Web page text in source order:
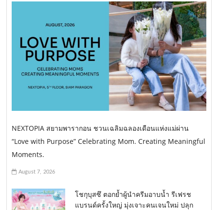
NEXTOPIA สยามพารากอน ชวนเฉลิมฉลองเดือนแห่งแม่ผ่าน
“Love with Purpose” Celebrating Mom. Creating Meaningful
Moments.
August 7, 2026
โชกุบุสซึ ตอกย้ำผู้นำครีมอาบน้ำ รีเฟรช
แบรนด์ครั้งใหญ่ มุ่งเจาะคนเจนใหม่ ปลุก